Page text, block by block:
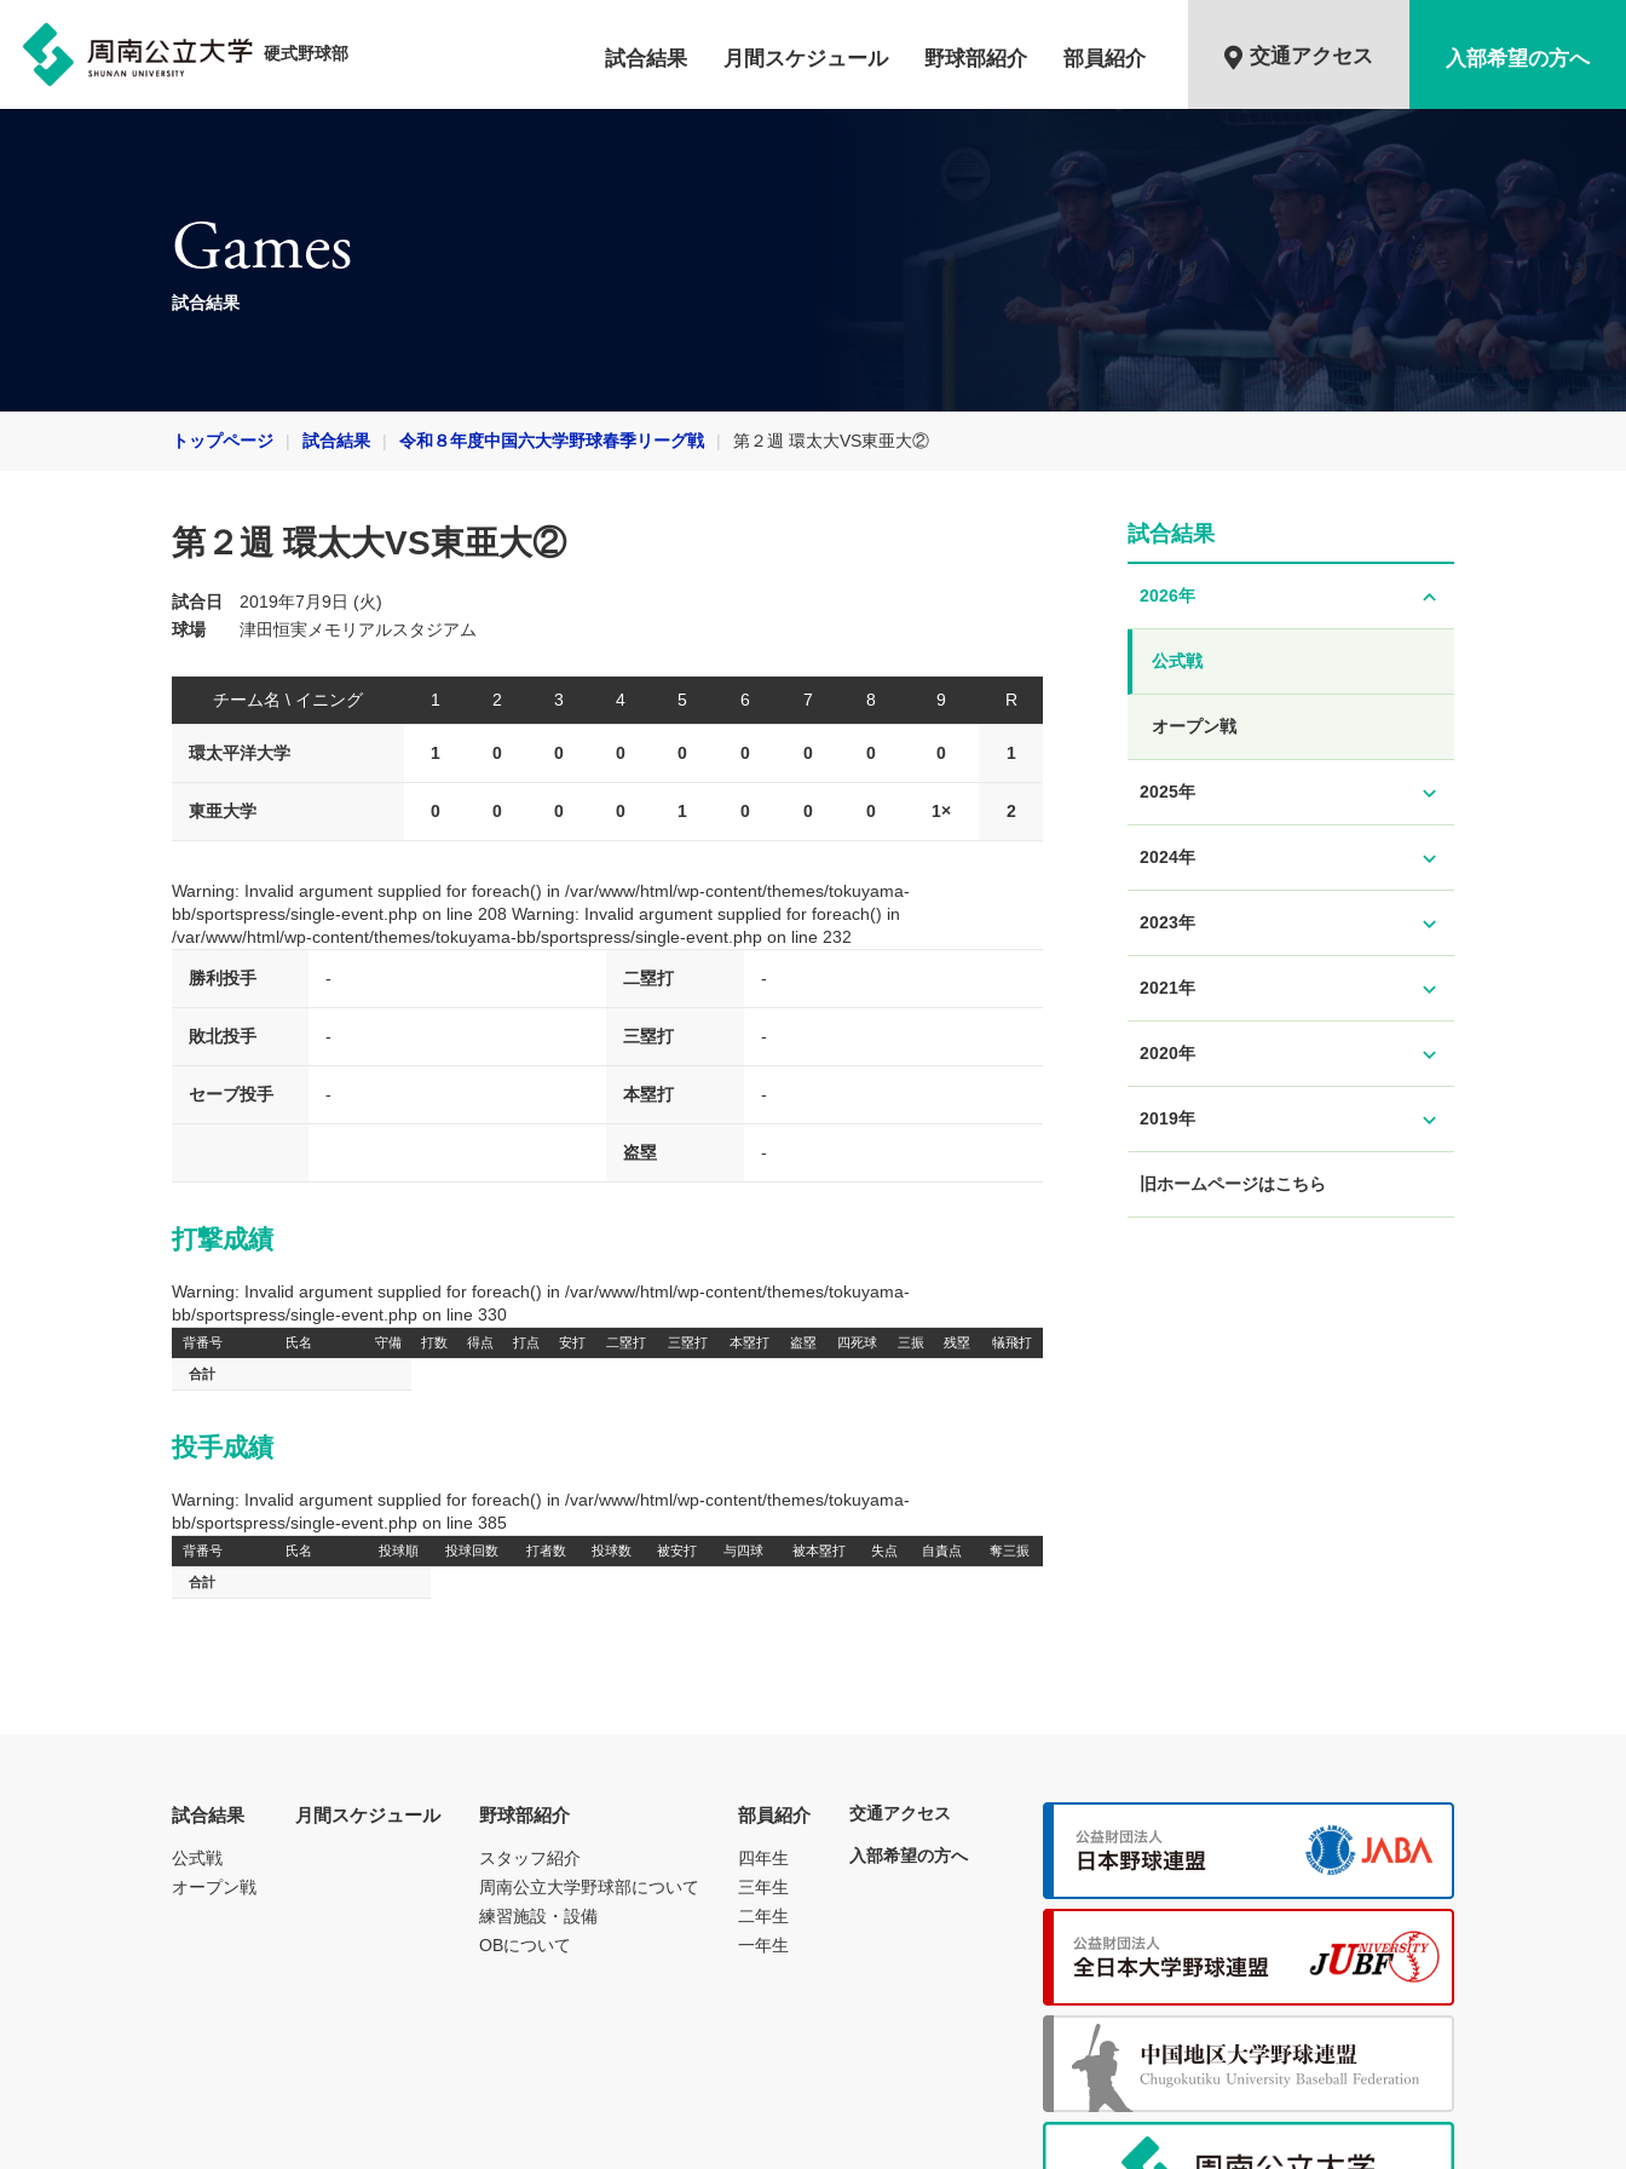
硬式野球部 試合結果 月間スケジュール 野球部紹介 部員紹介 交通アクセス 入部希望の方へ
Games
試合結果
トップページ 試合結果 令和８年度中国六大学野球春季リーグ戦 第２週 環太大VS東亜大②
第２週 環太大VS東亜大②
試合日
2019年7月9日 (火)
球場
津田恒実メモリアルスタジアム
チーム名 \ イニング 1 2 3 4 5 6 7 8 9 R
環太平洋大学 1 0 0 0 0 0 0 0 0 1
東亜大学 0 0 0 0 1 0 0 0 1× 2
Warning: Invalid argument supplied for foreach() in /var/www/html/wp-content/themes/tokuyama-
bb/sportspress/single-event.php on line 208 Warning: Invalid argument supplied for foreach() in
/var/www/html/wp-content/themes/tokuyama-bb/sportspress/single-event.php on line 232
勝利投手 - 二塁打 -
敗北投手 - 三塁打 -
セーブ投手 - 本塁打 -
盗塁 -
打撃成績
Warning: Invalid argument supplied for foreach() in /var/www/html/wp-content/themes/tokuyama-
bb/sportspress/single-event.php on line 330
背番号 氏名 守備 打数 得点 打点 安打 二塁打 三塁打 本塁打 盗塁 四死球 三振 残塁 犠飛打
合計
投手成績
Warning: Invalid argument supplied for foreach() in /var/www/html/wp-content/themes/tokuyama-
bb/sportspress/single-event.php on line 385
背番号 氏名 投球順 投球回数 打者数 投球数 被安打 与四球 被本塁打 失点 自責点 奪三振
合計
試合結果
2026年 expand_less
公式戦
オープン戦
2025年 expand_more
2024年 expand_more
2023年 expand_more
2021年 expand_more
2020年 expand_more
2019年 expand_more
旧ホームページはこちら
試合結果
公式戦
オープン戦
月間スケジュール 野球部紹介
スタッフ紹介
周南公立大学野球部について
練習施設・設備
OBについて
部員紹介
四年生
三年生
二年生
一年生
交通アクセス
入部希望の方へ